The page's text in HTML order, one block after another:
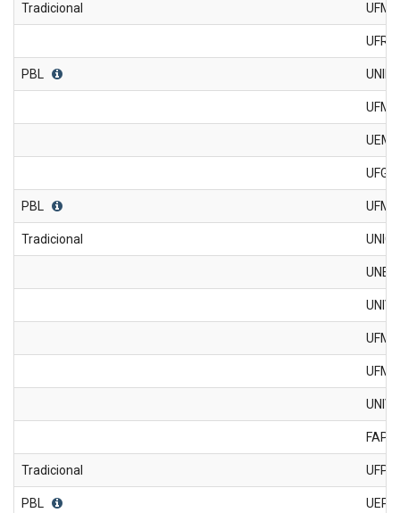
Tradicional UFMS
UFR
PBL
UEMS
UFGD
PBL UFMT
Tradicional UNIC
Tradicional UFPA
PBL UEPA